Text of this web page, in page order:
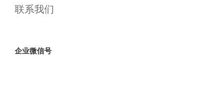
联系我们
企业微信号